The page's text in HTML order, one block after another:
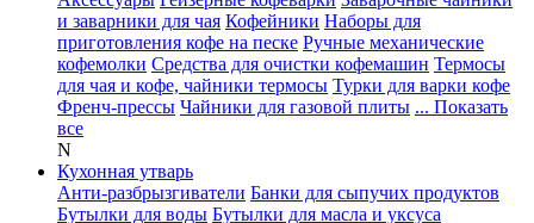
и заварники для чая Кофейники Наборы для
приготовления кофе на песке Ручные механические
кофемолки Средства для очистки кофемашин Термосы
для чая и кофе, чайники термосы Турки для варки кофе
Френч-прессы Чайники для газовой плиты ... Показать
все
N
Кухонная утварь
Анти-разбрызгиватели Банки для сыпучих продуктов
Бутылки для воды Бутылки для масла и уксуса